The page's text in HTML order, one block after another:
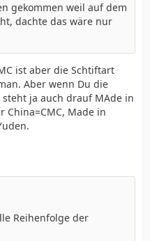
gekommen weil auf dem
dachte das wäre nur
ist aber die Schtiftart
Aber wenn Du die
ja auch drauf MAde in
China=CMC, Made in
Reihenfolge der